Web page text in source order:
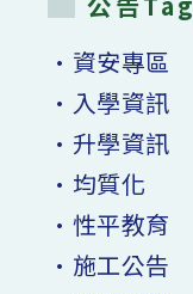
•資安專區
•入學資訊
•升學資訊
•均質化
•性平教育
•施工公告